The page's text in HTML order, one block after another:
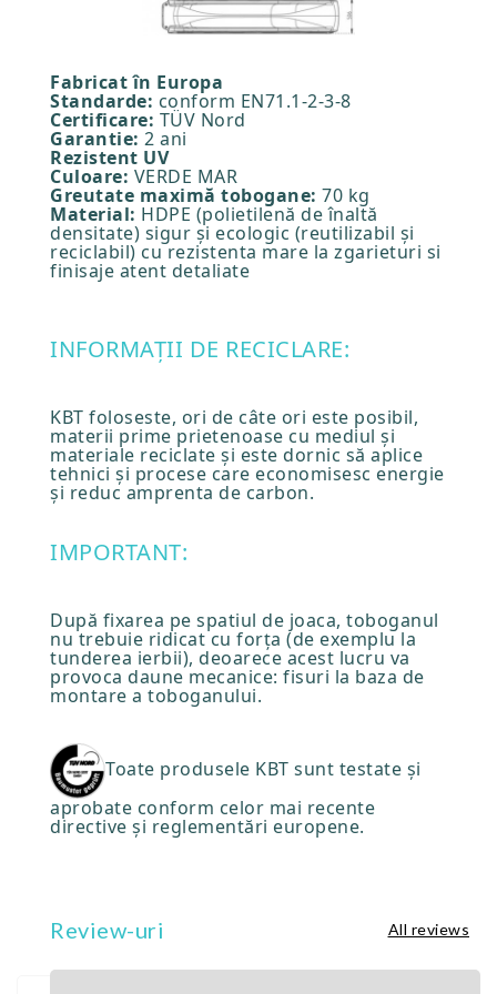
Fabricat în Europa
Standarde: conform EN71.1-2-3-8
Certificare: TÜV Nord
Garantie: 2 ani
Rezistent UV
Culoare: VERDE MAR
Greutate maximă tobogane: 70 kg
Material: HDPE (polietilenă de înaltă
densitate) sigur și ecologic (reutilizabil și
reciclabil) cu rezistenta mare la zgarieturi si
finisaje atent detaliate
INFORMAȚII DE RECICLARE:
KBT foloseste, ori de câte ori este posibil,
materii prime prietenoase cu mediul și
materiale reciclate și este dornic să aplice
tehnici și procese care economisesc energie
și reduc amprenta de carbon.
IMPORTANT:
După fixarea pe spatiul de joaca, toboganul
nu trebuie ridicat cu forța (de exemplu la
tunderea ierbii), deoarece acest lucru va
provoca daune mecanice: fisuri la baza de
montare a toboganului.
Toate produsele KBT sunt testate și
aprobate conform celor mai recente
directive și reglementări europene.
Review-uri All reviews